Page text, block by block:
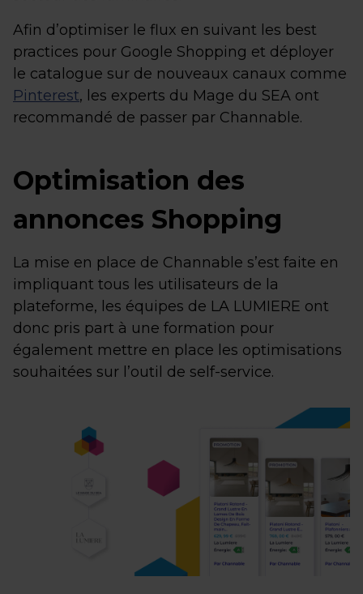
Afin d’optimiser le flux en suivant les best
practices pour Google Shopping et déployer
le catalogue sur de nouveaux canaux comme
Pinterest, les experts du Mage du SEA ont
recommandé de passer par Channable.
Optimisation des
annonces Shopping
La mise en place de Channable s’est faite en
impliquant tous les utilisateurs de la
plateforme, les équipes de LA LUMIERE ont
donc pris part à une formation pour
également mettre en place les optimisations
souhaitées sur l’outil de self-service.